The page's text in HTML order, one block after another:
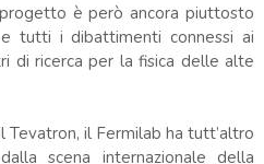
è però ancora piuttosto
tutti i dibattimenti connessi ai
di ricerca per la fisica delle alte
Tevatron, il Fermilab ha tutt’altro
scena internazionale della